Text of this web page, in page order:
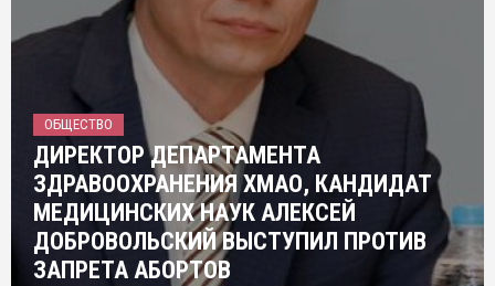
ОБЩЕСТВО
ДИРЕКТОР ДЕПАРТАМЕНТА
ЗДРАВООХРАНЕНИЯ ХМАО, КАНДИДАТ
МЕДИЦИНСКИХ НАУК АЛЕКСЕЙ
ДОБРОВОЛЬСКИЙ ВЫСТУПИЛ ПРОТИВ
ЗАПРЕТА АБОРТОВ